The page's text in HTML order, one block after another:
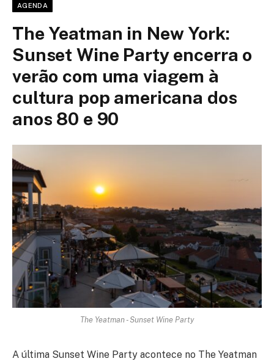
AGENDA
The Yeatman in New York:
Sunset Wine Party encerra o
verão com uma viagem à
cultura pop americana dos
anos 80 e 90
The Yeatman - Sunset Wine Party
A última Sunset Wine Party acontece no The Yeatman